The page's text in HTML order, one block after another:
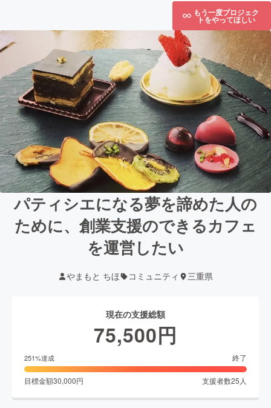
もう一度プロジェク
トをやってほしい
パティシエになる夢を諦めた人の
ために、創業支援のできるカフェ
を運営したい
やまもと ちほ コミュニティ 三重県
現在の支援総額
75,500円
251%達成 終了
目標金額30,000円 支援者数25 人